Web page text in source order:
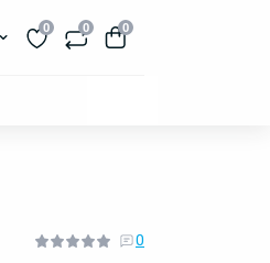
0 0 0
0